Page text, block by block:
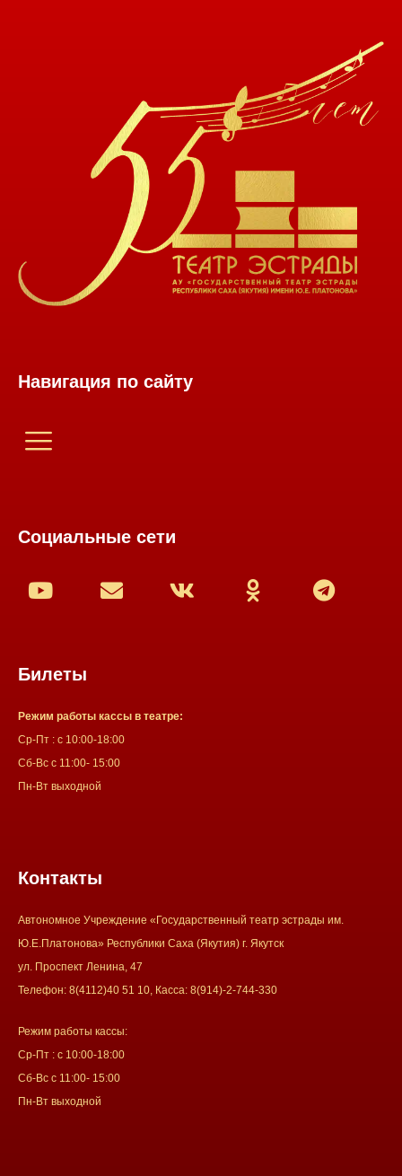
Навигация по сайту
Социальные сети
Билеты
Режим работы кассы в театре:
Ср-Пт : с 10:00-18:00
Сб-Вс с 11:00- 15:00
Пн-Вт выходной
Контакты
Автономное Учреждение «Государственный театр эстрады им.
Ю.Е.Платонова» Республики Саха (Якутия) г. Якутск
ул. Проспект Ленина, 47
Телефон: 8(4112)40 51 10, Касса: 8(914)-2-744-330
Режим работы кассы:
Ср-Пт : с 10:00-18:00
Сб-Вс с 11:00- 15:00
Пн-Вт выходной